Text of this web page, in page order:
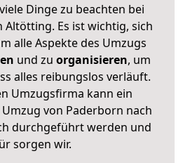
Dinge zu beachten bei
Altötting. Es ist wichtig, sich
alle Aspekte des Umzugs
und zu organisieren, um
alles reibungslos verläuft.
Umzugsfirma kann ein
von Paderborn nach
durchgeführt werden und
sorgen wir.